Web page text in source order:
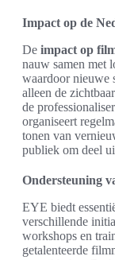
Impact op de
De impact op
nauw samen met
waardoor nieuwe
alleen de
de
organiseert
tonen van
publiek om deel
Ondersteuning
EYE biedt
verschillende
workshops en
getalenteerde